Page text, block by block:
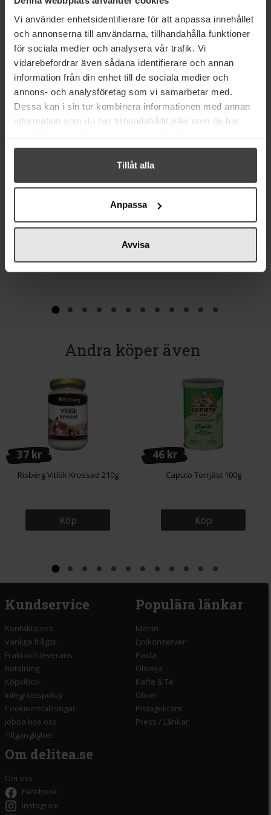
Vi använder enhetsidentifierare för att anpassa innehållet
och annonserna till användarna, tillhandahålla funktioner
för sociala medier och analysera vår trafik. Vi
vidarebefordrar även sådana identifierare och annan
information från din enhet till de sociala medier och
annons- och analysföretag som vi samarbetar med.
Dessa kan i sin tur kombinera informationen med annan
information som du har tillhandahållit eller som de har
Tillåt alla
Anpassa
Avvisa
Relaterade varor
Köp Köp
Andra köper även
37 kr
Risberg Vitlök Krossad 210g
Köp
46 kr
Caputo Torrjäst 100g
Köp
Kundservice
Kontakta oss
Vanliga frågor
Frakt och leverans
Betalning
Köpvillkor
Integritetspolicy
Cookieinställningar
Jobba hos oss
Tillgänglighet
Populära länkar
Monin
Lyxkonserver
Pasta
Olivolja
Kaffe & Te
Oliver
Pistagekräm
Press / Länkar
Om delitea.se
Om oss
Facebook
Instagram